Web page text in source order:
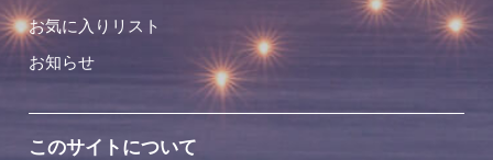
お気に入りリスト
お知らせ
このサイトについて